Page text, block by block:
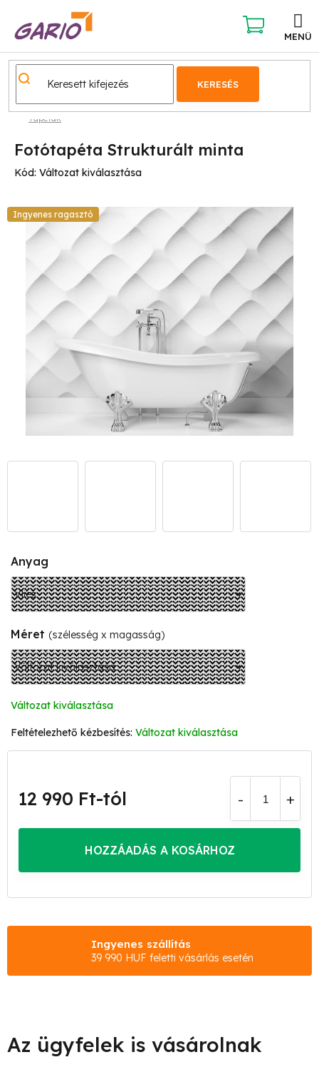
KERESÉS
KOSÁR
Tapéták
Fotótapéta Strukturált minta
Kód: Változat kiválasztása
Ingyenes ragasztó
Anyag
Méret (szélesség x magasság)
Változat kiválasztása
Változat kiválasztása
12 990 Ft-tól
HOZZÁADÁS A KOSÁRHOZ
Ingyenes szállítás
39 990 HUF feletti vásárlás esetén